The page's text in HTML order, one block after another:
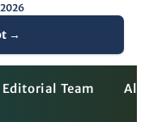
→
Editorial Team All